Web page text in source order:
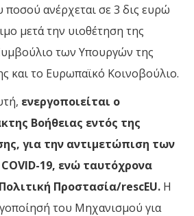
ποσού ανέρχεται σε 3 δις ευρώ
μετά την υιοθέτηση της
των Υπουργών της
και το Ευρωπαϊκό Κοινοβούλιο.
ενεργοποιείται ο
Βοήθειας εντός της
για την αντιμετώπιση των
19, ενώ ταυτόχρονα
Προστασία/rescEU. Η
του Μηχανισμού για